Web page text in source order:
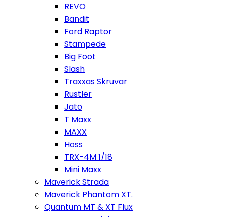
REVO
Bandit
Ford Raptor
Stampede
Big Foot
Slash
Traxxas Skruvar
Rustler
Jato
T Maxx
MAXX
Hoss
TRX-4M 1/18
Mini Maxx
Maverick Strada
Maverick Phantom XT.
Quantum MT & XT Flux